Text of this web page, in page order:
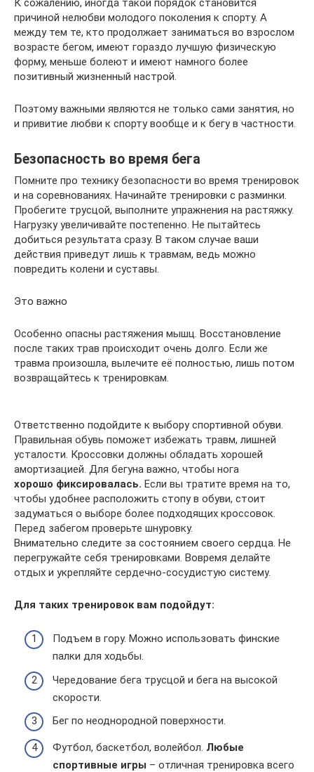
причиной нелюбви молодого поколения к спорту. А
между тем те, кто продолжает заниматься во взрослом
возрасте бегом, имеют гораздо лучшую физическую
форму, меньше болеют и имеют намного более
позитивный жизненный настрой.
Поэтому важными являются не только сами занятия, но
и привитие любви к спорту вообще и к бегу в частности.
Безопасность во время бега
Помните про технику безопасности во время тренировок
и на соревнованиях. Начинайте тренировки с разминки.
Пробегите трусцой, выполните упражнения на растяжку.
Нагрузку увеличивайте постепенно. Не пытайтесь
добиться результата сразу. В таком случае ваши
действия приведут лишь к травмам, ведь можно
повредить колени и суставы.
Это важно
Особенно опасны растяжения мышц. Восстановление
после таких трав происходит очень долго. Если же
травма произошла, вылечите её полностью, лишь потом
возвращайтесь к тренировкам.
Ответственно подойдите к выбору спортивной обуви.
Правильная обувь поможет избежать травм, лишней
усталости. Кроссовки должны обладать хорошей
амортизацией. Для бегуна важно, чтобы нога
хорошо фиксировалась. Если вы тратите время на то,
чтобы удобнее расположить стопу в обуви, стоит
задуматься о выборе более подходящих кроссовок.
Перед забегом проверьте шнуровку.
Внимательно следите за состоянием своего сердца. Не
перегружайте себя тренировками. Вовремя делайте
отдых и укрепляйте сердечно-сосудистую систему.
Для таких тренировок вам подойдут:
Подъем в гору. Можно использовать финские
палки для ходьбы.
Чередование бега трусцой и бега на высокой
скорости.
Бег по неоднородной поверхности.
Футбол, баскетбол, волейбол. Любые
спортивные игры – отличная тренировка всего